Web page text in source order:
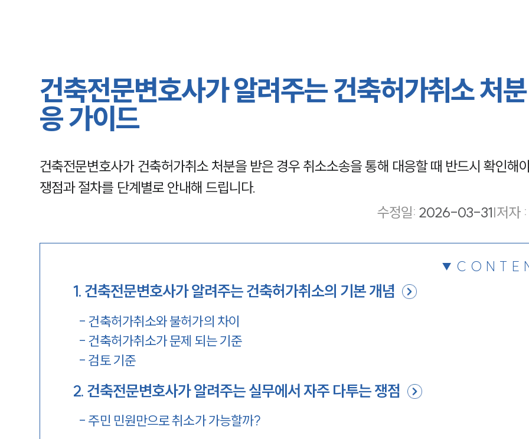
건축전문변호사가 알려주는 건축허가취소 처
응 가이드
건축전문변호사가 건축허가취소 처분을 받은 경우 취소소송을 통해 대응할 때 반드시 확인해
쟁점과 절차를 단계별로 안내해 드립니다.
수정일: 2026-03-31|저자 :
1. 건축전문변호사가 알려주는 건축허가취소의 기본 개념
- 건축허가취소와 불허가의 차이
- 건축허가취소가 문제 되는 기준
- 검토 기준
2. 건축전문변호사가 알려주는 실무에서 자주 다투는 쟁점
- 주민 민원만으로 취소가 가능할까?